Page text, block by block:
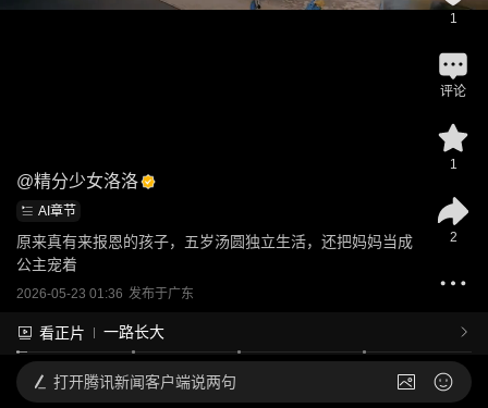
@精分少女洛洛
AI章节
原来真有来报恩的孩子，五岁汤圆独立生活，还把妈妈当成
公主宠着
2026-05-23 01:36 发布于广东
看正片 一路长大
1
评论
1
2
打开腾讯新闻客户端说两句